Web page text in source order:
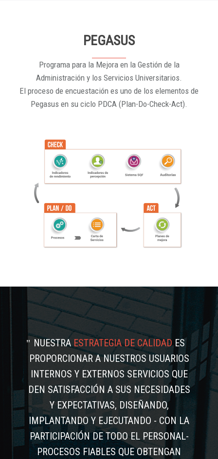
PEGASUS
Programa para la Mejora en la Gestión de la
Administración y los Servicios Universitarios.
El proceso de encuestación es uno de los elementos de
Pegasus en su ciclo PDCA (Plan-Do-Check-Act).
NUESTRAESTRATEGIA DE CALIDADES
PROPORCIONAR A NUESTROS USUARIOS
INTERNOS Y EXTERNOS SERVICIOS QUE
DEN SATISFACCIÓN A SUS NECESIDADES
Y EXPECTATIVAS, DISEÑANDO,
IMPLANTANDO Y EJECUTANDO - CON LA
PARTICIPACIÓN DE TODO EL PERSONAL-
PROCESOS FIABLES QUE OBTENGAN